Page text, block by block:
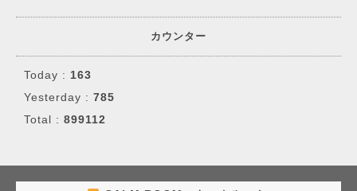
カウンター
Today : 163
Yesterday : 785
Total : 899112